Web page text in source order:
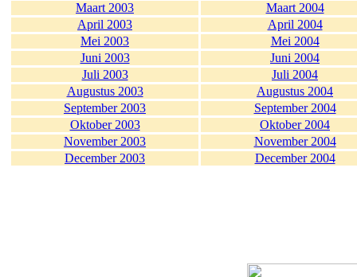
Maart 2003
Maart 2004
April 2003
April 2004
Mei 2003
Mei 2004
Juni 2003
Juni 2004
Juli 2003
Juli 2004
Augustus 2003
Augustus 2004
September 2003
September 2004
Oktober 2003
Oktober 2004
November 2003
November 2004
December 2003
December 2004